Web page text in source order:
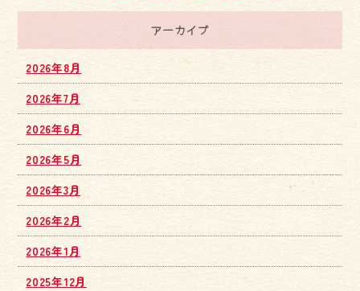
アーカイブ
2026年8月
2026年7月
2026年6月
2026年5月
2026年3月
2026年2月
2026年1月
2025年12月